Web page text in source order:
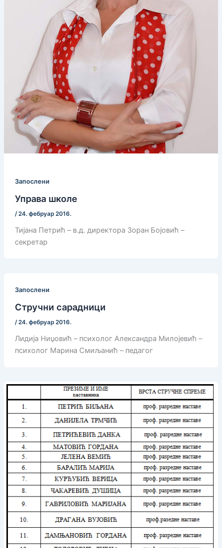
Запослени
Управа школе
/24. фебруар 2016.
Тијана Петрић – в.д. директора Зоран Бојовић –
секретар
Запослени
Стручни сарадници
/24. фебруар 2016.
Лидија Ниџовић – психолог Александра Милојевић –
психолог Марина Смиљанић – педагог